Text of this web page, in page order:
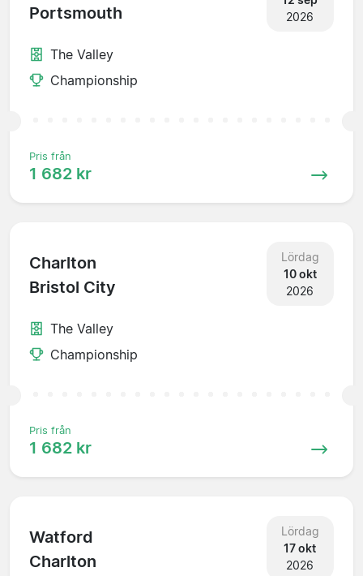
Portsmouth
2026
The Valley
Championship
Pris från
1 682 kr
Charlton
Bristol City
Lördag
10 okt
2026
The Valley
Championship
Pris från
1 682 kr
Watford
Charlton
Lördag
17 okt
2026